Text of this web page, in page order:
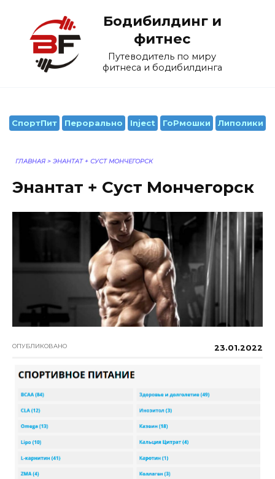
содержанию
Бодибилдинг и
фитнес
Путеводитель по миру
фитнеса и бодибилдинга
СпортПит Перорально Inject ГоРмошки Липолики
ГЛАВНАЯ > ЭНАНТАТ + СУСТ МОНЧЕГОРСК
Энантат + Суст Мончегорск
ОПУБЛИКОВАНО 23.01.2022